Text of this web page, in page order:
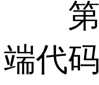
第二
端代